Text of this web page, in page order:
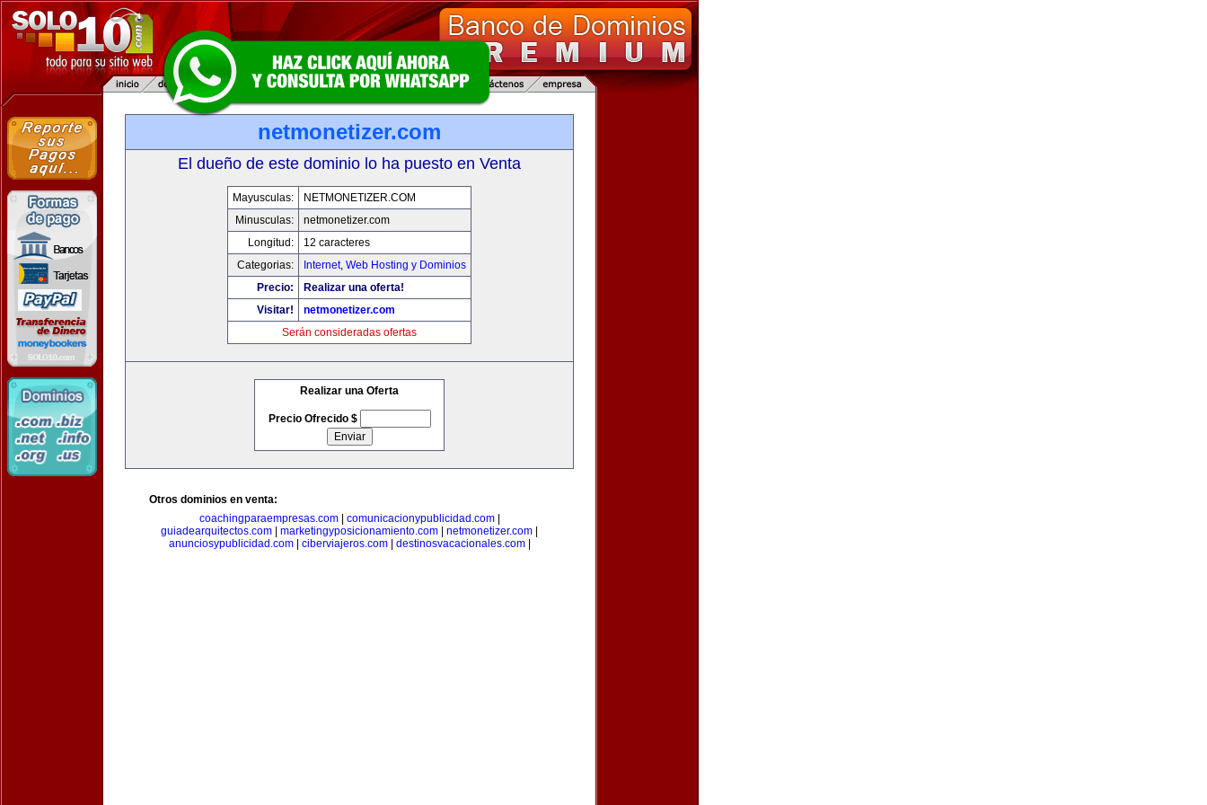
netmonetizer.com
El dueño de este dominio lo ha puesto en Venta
Mayusculas:
NETMONETIZER.COM
Minusculas:
netmonetizer.com
Longitud:
12 caracteres
Categorias:
Internet, Web Hosting y Dominios
Precio:
Realizar una oferta!
Visitar!
netmonetizer.com
Serán consideradas ofertas
Realizar una Oferta
Precio Ofrecido $
Otros dominios en venta:
coachingparaempresas.com| comunicacionypublicidad.com|
guiadearquitectos.com
marketingyposicionamiento.com netmonetizer.com
anunciosypublicidad.com| ciberviajeros.com| destinosvacacionales.com|